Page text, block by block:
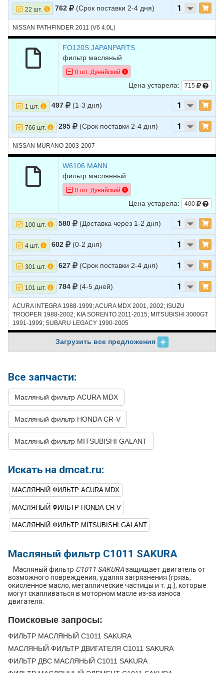
32 MITSUBISHI GALANT L4 2.4L - DOHC
33 POLARIS SPORTSMAN 800 2006 800 EFI
34 SATURN VUE 2007 V6 3.5L
22 шт. 762 (Срок поставки 2-4 дня)
NISSAN PATHFINDER 2011 (V6 4.0L)
FO120S JAPANPARTS
фильтр масляный
0 шт. Дунайский
Цена устарела: 715
1 шт. 497 (1-3 дня)
766 шт. 295 (Срок поставки 2-4 дня)
NISSAN MURANO 2003-2007
W6106 MANN
фильтр маслянный
0 шт. Дунайский
Цена устарела: 400
100 шт. 580 (Доставка через 1-2 дня)
4 шт. 602 (0-2 дня)
301 шт. 627 (Срок поставки 2-4 дня)
101 шт. 784 (4-5 дней)
ACURA INTEGRA 1988-1999; ACURA MDX 2001, 2002; ISUZU
TROOPER 1988-2002; KIA SORENTO 2011-2015; MITSUBISHI 3000GT
1991-1999; SUBARU LEGACY 1990-2005
Загрузить все предложения
Все запчасти:
Масляный фильтр ACURA MDX
Масляный фильтр HONDA CR-V
Масляный фильтр MITSUBISHI GALANT
Искать на dmcat.ru:
МАСЛЯНЫЙ ФИЛЬТР ACURA MDX
МАСЛЯНЫЙ ФИЛЬТР HONDA CR-V
МАСЛЯНЫЙ ФИЛЬТР MITSUBISHI GALANT
Масляный фильтр C1011 SAKURA
Масляный фильтр C1011 SAKURAзащищает двигатель от
возможного повреждения, удаляя загрязнения (грязь,
окисленное масло, металлические частицы и т. д.), которые
могут скапливаться в моторном масле из-за износа
двигателя.
Поисковые запросы:
ФИЛЬТР МАСЛЯНЫЙ C1011 SAKURA
МАСЛЯНЫЙ ФИЛЬТР ДВИГАТЕЛЯ C1011 SAKURA
ФИЛЬТР ДВС МАСЛЯНЫЙ C1011 SAKURA